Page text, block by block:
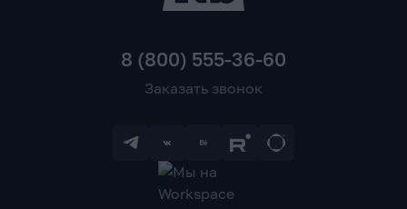
8 (800) 555-36-60
Заказать звонок